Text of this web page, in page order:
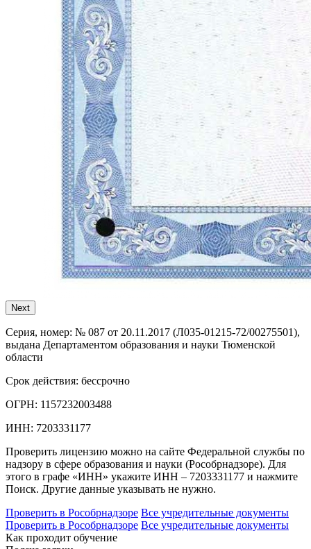
Next
Серия, номер: № 087 от 20.11.2017 (Л035-01215-72/00275501),
выдана Департаментом образования и науки Тюменской
области
Срок действия: бессрочно
ОГРН: 1157232003488
ИНН: 7203331177
Проверить лицензию можно на сайте Федеральной службы по
надзору в сфере образования и науки (Рособрнадзоре). Для
этого в графе «ИНН» укажите ИНН – 7203331177 и нажмите
Поиск. Другие данные указывать не нужно.
Проверить в Рособрнадзоре Все учредительные документы
Проверить в Рособрнадзоре Все учредительные документы
Как проходит обучение